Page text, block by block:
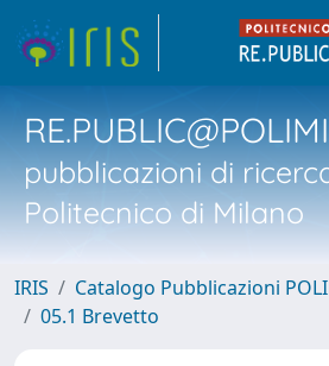
RE.PUBLIC@POLIMI
pubblicazioni di
Politecnico di Milano
IRIS Catalogo Pubblicazioni
05.1 Brevetto